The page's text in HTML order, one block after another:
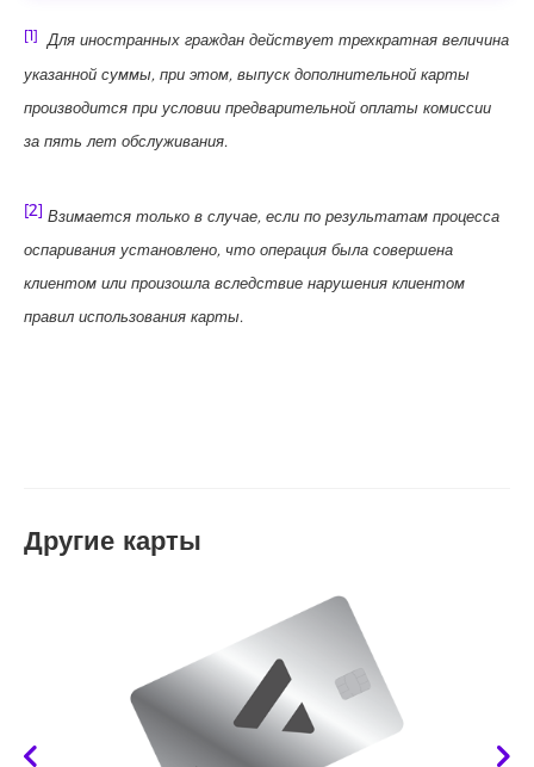
[1] Для иностранных граждан действует трехкратная величина
указанной суммы, при этом, выпуск дополнительной карты
производится при условии предварительной оплаты комиссии
за пять лет обслуживания.
[2] Взимается только в случае, если по результатам процесса
оспаривания установлено, что операция была совершена
клиентом или произошла вследствие нарушения клиентом
правил использования карты.
Другие карты